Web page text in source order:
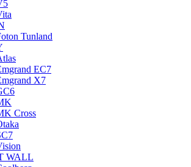
Tunland
EC7
X7
Cross
WALL